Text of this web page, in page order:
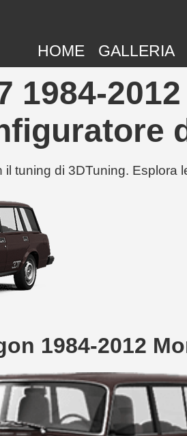
HOME GALLERIA
1984-
tuning di 3DTuning.
1984-2012